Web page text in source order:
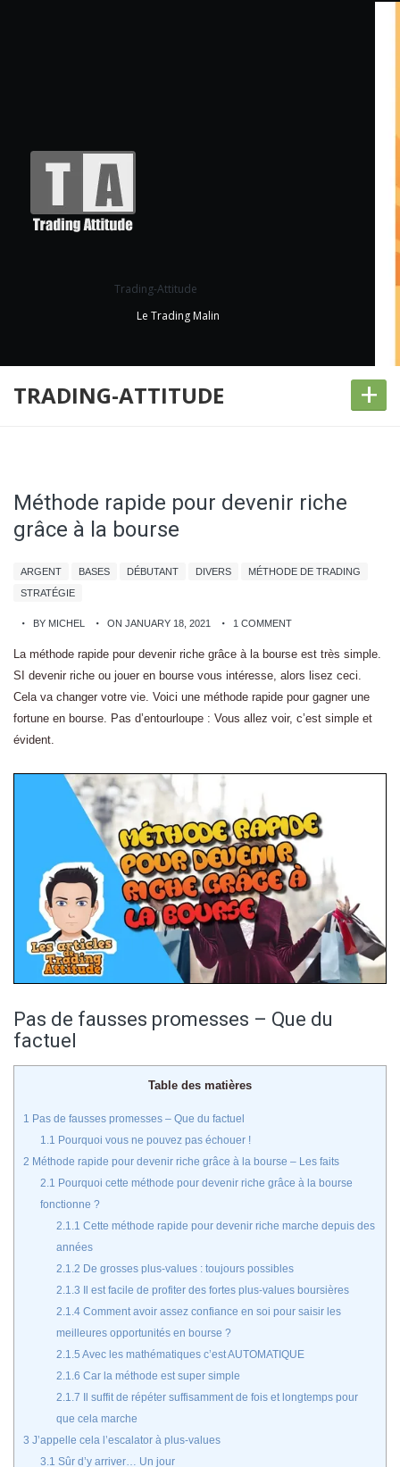
Trading-Attitude
Le Trading Malin
TRADING-ATTITUDE +
Méthode rapide pour devenir riche
grâce à la bourse
ARGENT BASES DÉBUTANT DIVERS
MÉTHODE DE TRADING
STRATÉGIE
BY MICHEL ON JANUARY 18, 2021 1 COMMENT
La méthode rapide pour devenir riche grâce à la bourse est très simple.
SI devenir riche ou jouer en bourse vous intéresse, alors lisez ceci.
Cela va changer votre vie. Voici une méthode rapide pour gagner une
fortune en bourse. Pas d’entourloupe : Vous allez voir, c’est simple et
évident.
Pas de fausses promesses – Que du
factuel
Table des matières
1 Pas de fausses promesses – Que du factuel
1.1 Pourquoi vous ne pouvez pas échouer !
2 Méthode rapide pour devenir riche grâce à la bourse – Les faits
2.1 Pourquoi cette méthode pour devenir riche grâce à la bourse
fonctionne ?
2.1.1 Cette méthode rapide pour devenir riche marche depuis des
années
2.1.2 De grosses plus-values : toujours possibles
2.1.3 Il est facile de profiter des fortes plus-values boursières
2.1.4 Comment avoir assez confiance en soi pour saisir les
meilleures opportunités en bourse ?
2.1.5 Avec les mathématiques c’est AUTOMATIQUE
2.1.6 Car la méthode est super simple
2.1.7 Il suffit de répéter suffisamment de fois et longtemps pour
que cela marche
3 J’appelle cela l’escalator à plus-values
3.1 Sûr d’y arriver… Un jour